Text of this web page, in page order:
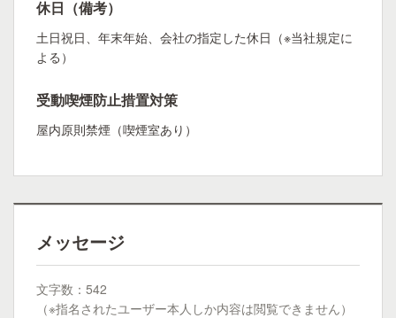
休日（備考）
土日祝日、年末年始、会社の指定した休日（※当社規定に
よる）
受動喫煙防止措置対策
屋内原則禁煙（喫煙室あり）
メッセージ
文字数：542
（※指名されたユーザー本人しか内容は閲覧できません）